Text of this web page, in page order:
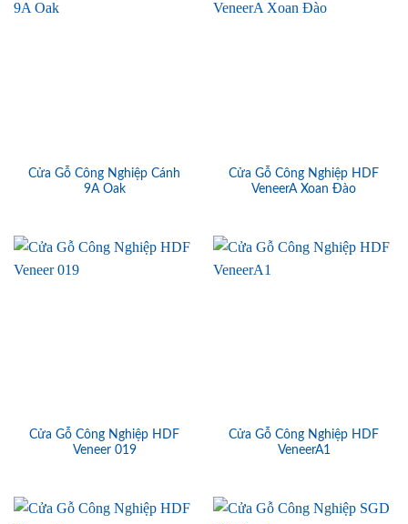
Cửa Gỗ Công Nghiệp Cánh
9A Oak
Cửa Gỗ Công Nghiệp HDF
VeneerA Xoan Đào
Cửa Gỗ Công Nghiệp HDF
Veneer 019
Cửa Gỗ Công Nghiệp HDF
VeneerA1